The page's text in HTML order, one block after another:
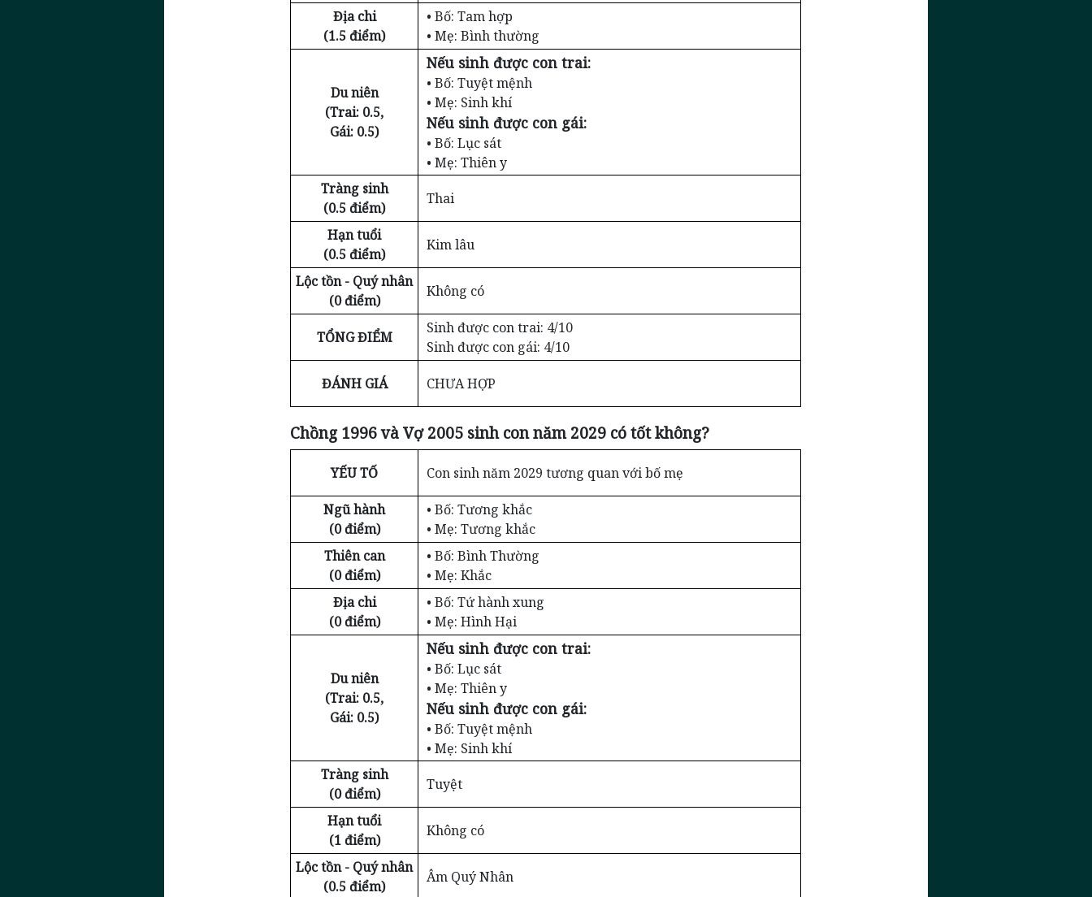
Địa chi
(1.5 điểm)
• Bố: Tam hợp
• Mẹ: Bình thường
Du niên
(Trai: 0.5,
Gái: 0.5)
Nếu sinh được con trai:
• Bố: Tuyệt mệnh
• Mẹ: Sinh khí
Nếu sinh được con gái:
• Bố: Lục sát
• Mẹ: Thiên y
Tràng sinh
(0.5 điểm)
Thai
Hạn tuổi
(0.5 điểm)
Kim lâu
Lộc tồn - Quý nhân
(0 điểm)
Không có
TỔNG ĐIỂM
Sinh được con trai: 4/10
Sinh được con gái: 4/10
ĐÁNH GIÁ CHƯA HỢP
Chồng 1996 và Vợ 2005 sinh con năm 2029 có tốt không?
YẾU TỐ Con sinh năm 2029 tương quan với bố mẹ
Ngũ hành
(0 điểm)
• Bố: Tương khắc
• Mẹ: Tương khắc
Thiên can
(0 điểm)
• Bố: Bình Thường
• Mẹ: Khắc
Địa chi
(0 điểm)
• Bố: Tứ hành xung
• Mẹ: Hình Hại
Du niên
(Trai: 0.5,
Gái: 0.5)
Nếu sinh được con trai:
• Bố: Lục sát
• Mẹ: Thiên y
Nếu sinh được con gái:
• Bố: Tuyệt mệnh
• Mẹ: Sinh khí
Tràng sinh
(0 điểm)
Tuyệt
Hạn tuổi
(1 điểm)
Không có
Lộc tồn - Quý nhân
(0.5 điểm)
Âm Quý Nhân